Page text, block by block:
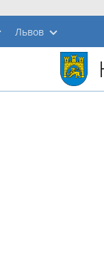
Львов